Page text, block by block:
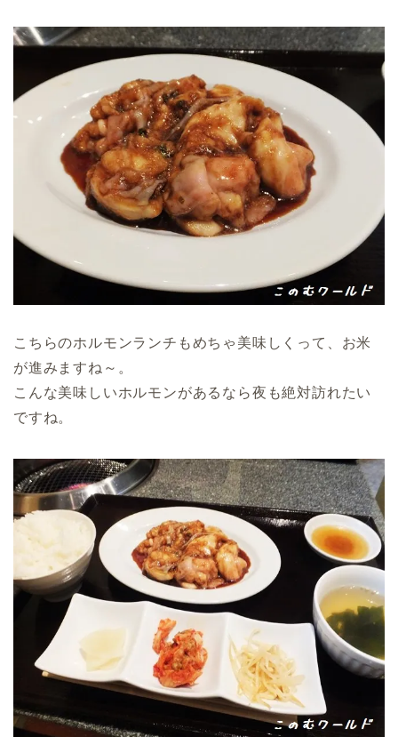
こちらのホルモンランチもめちゃ美味しくって、お米
が進みますね～。
こんな美味しいホルモンがあるなら夜も絶対訪れたい
ですね。